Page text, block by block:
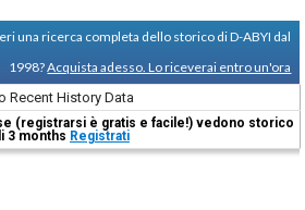
una ricerca completa dello storico di D-ABYI dal
1998?Acquista adesso. Lo riceverai entro un'ora
Recent History Data
(registrarsi è gratis e facile!) vedono storico
3 months Registrati